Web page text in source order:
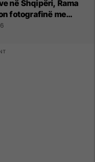
në Shqipëri, Rama
fotografinë me
e Iranit